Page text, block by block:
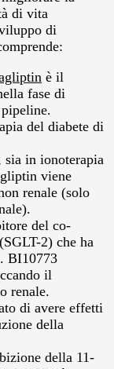
di vita
di
è il
fase di
del diabete di
in ionoterapia
viene
renale (solo
del co-
2) che ha
BI10773
il
renale.
di avere effetti
della
della 11-